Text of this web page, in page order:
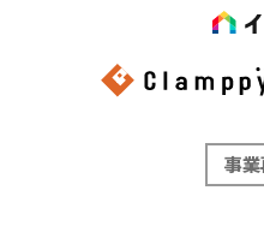
九州・沖縄
事